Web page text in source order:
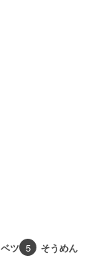
ツ 5 そうめん